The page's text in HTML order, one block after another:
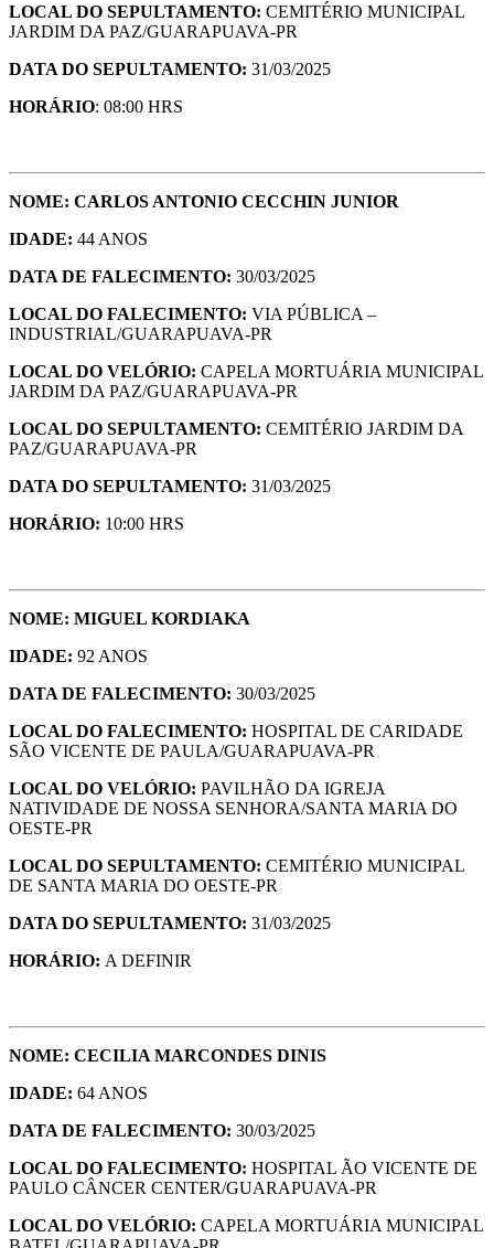
LOCAL DO SEPULTAMENTO: CEMITÉRIO MUNICIPAL
JARDIM DA PAZ/GUARAPUAVA-PR
DATA DO SEPULTAMENTO: 31/03/2025
HORÁRIO: 08:00 HRS
NOME: CARLOS ANTONIO CECCHIN JUNIOR
IDADE: 44 ANOS
DATA DE FALECIMENTO: 30/03/2025
LOCAL DO FALECIMENTO: VIA PÚBLICA –
INDUSTRIAL/GUARAPUAVA-PR
LOCAL DO VELÓRIO: CAPELA MORTUÁRIA MUNICIPAL
JARDIM DA PAZ/GUARAPUAVA-PR
LOCAL DO SEPULTAMENTO: CEMITÉRIO JARDIM DA
PAZ/GUARAPUAVA-PR
DATA DO SEPULTAMENTO: 31/03/2025
HORÁRIO: 10:00 HRS
NOME: MIGUEL KORDIAKA
IDADE: 92 ANOS
DATA DE FALECIMENTO: 30/03/2025
LOCAL DO FALECIMENTO: HOSPITAL DE CARIDADE
SÃO VICENTE DE PAULA/GUARAPUAVA-PR
LOCAL DO VELÓRIO: PAVILHÃO DA IGREJA
NATIVIDADE DE NOSSA SENHORA/SANTA MARIA DO
OESTE-PR
LOCAL DO SEPULTAMENTO: CEMITÉRIO MUNICIPAL
DE SANTA MARIA DO OESTE-PR
DATA DO SEPULTAMENTO: 31/03/2025
HORÁRIO: A DEFINIR
NOME: CECILIA MARCONDES DINIS
IDADE: 64 ANOS
DATA DE FALECIMENTO: 30/03/2025
LOCAL DO FALECIMENTO: HOSPITAL ÃO VICENTE DE
PAULO CÂNCER CENTER/GUARAPUAVA-PR
LOCAL DO VELÓRIO: CAPELA MORTUÁRIA MUNICIPAL